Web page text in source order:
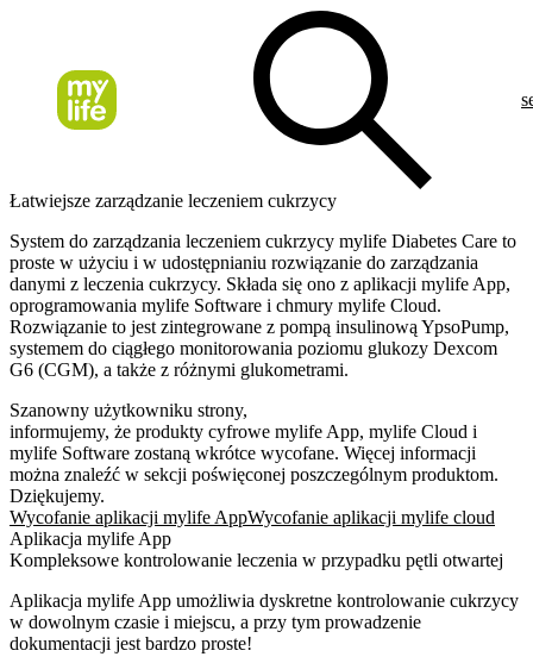
Łatwiejsze zarządzanie leczeniem cukrzycy
System do zarządzania leczeniem cukrzycy mylife Diabetes Care to
proste w użyciu i w udostępnianiu rozwiązanie do zarządzania
danymi z leczenia cukrzycy. Składa się ono z aplikacji mylife App,
oprogramowania mylife Software i chmury mylife Cloud.
Rozwiązanie to jest zintegrowane z pompą insulinową YpsoPump,
systemem do ciągłego monitorowania poziomu glukozy Dexcom
G6 (CGM), a także z różnymi glukometrami.
Szanowny użytkowniku strony,
informujemy, że produkty cyfrowe mylife App, mylife Cloud i
mylife Software zostaną wkrótce wycofane. Więcej informacji
można znaleźć w sekcji poświęconej poszczególnym produktom.
Dziękujemy.
Wycofanie aplikacji mylife AppWycofanie aplikacji mylife cloud
Aplikacja mylife App
Kompleksowe kontrolowanie leczenia w przypadku pętli otwartej
Aplikacja mylife App umożliwia dyskretne kontrolowanie cukrzycy
w dowolnym czasie i miejscu, a przy tym prowadzenie
dokumentacji jest bardzo proste!